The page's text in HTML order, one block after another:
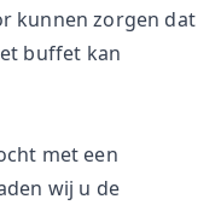
kunnen zorgen dat
buffet kan
met een
wij u de